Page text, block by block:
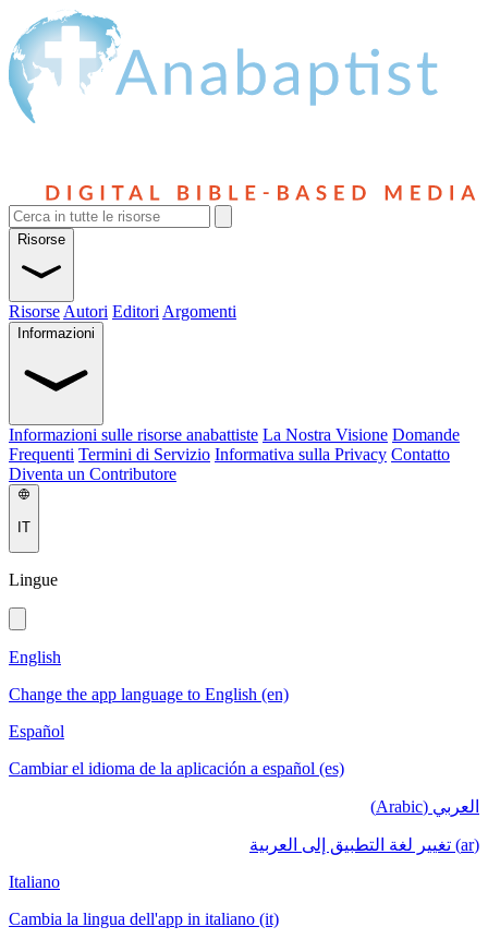
Risorse
Risorse Autori Editori Argomenti
Informazioni
Informazioni sulle risorse anabattiste La Nostra Visione Domande
Frequenti Termini di Servizio Informativa sulla Privacy Contatto
Diventa un Contributore
IT
Lingue
English
Change the app language to English (en)
Español
Cambiar el idioma de la aplicación a español (es)
العربي (Arabic)
(ar) تغيير لغة التطبيق إلى العربية
Italiano
Cambia la lingua dell'app in italiano (it)